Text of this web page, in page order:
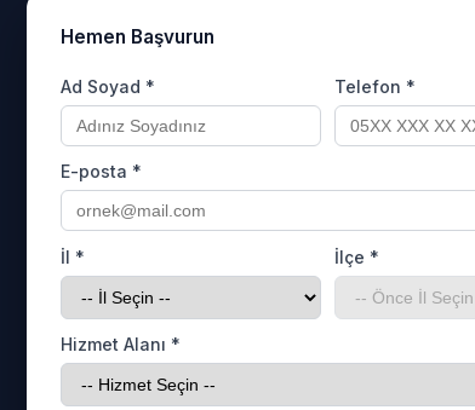
Hemen Başvurun
Ad Soyad * Telefon *
E-posta *
İl * İlçe *
Hizmet Alanı *